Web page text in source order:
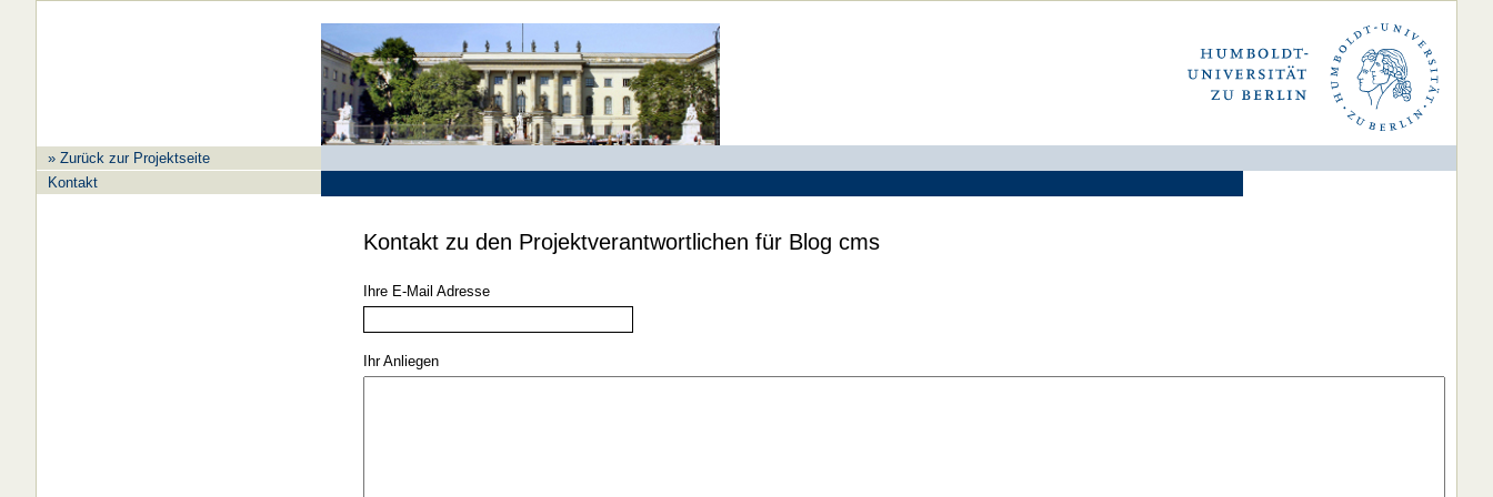
» Zurück zur Projektseite
Kontakt
Kontakt zu den Projektverantwortlichen für Blog cms
Ihre E-Mail Adresse
Ihr Anliegen